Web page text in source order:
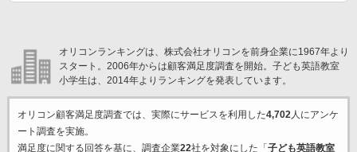
オリコンランキングは、株式会社オリコンを前身企業に1967年より
スタート。2006年からは顧客満足度調査を開始。子ども英語教室
小学生は、2014年よりランキングを発表しています。
オリコン顧客満足度調査では、実際にサービスを利用した4,702人にアンケ
ート調査を実施。
満足度に関する回答を基に、調査企業22社を対象にした「 子ども英語教室